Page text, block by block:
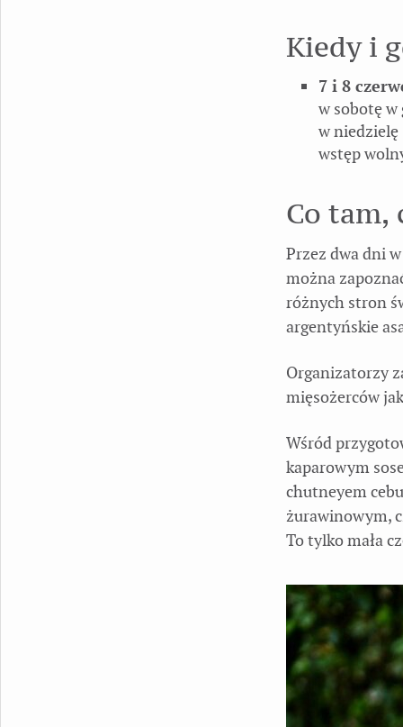
Kiedy i
7 i 8
w sobotę
w
wstęp
Co tam,
Przez dwa dni
można
różnych stron
argentyńskie
Organizatorzy
mięsożerców
Wśród
kaparowym
chutneyem
żurawinowym,
To tylko mała